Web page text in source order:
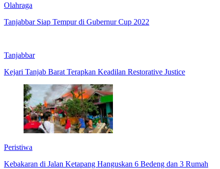
Olahraga
Tanjabbar Siap Tempur di Gubernur Cup 2022
Tanjabbar
Kejari Tanjab Barat Terapkan Keadilan Restorative Justice
Peristiwa
Kebakaran di Jalan Ketapang Hanguskan 6 Bedeng dan 3 Rumah